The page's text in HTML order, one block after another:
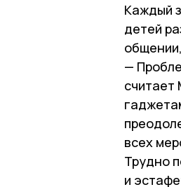
Каждый
детей
—
считает
всех
Трудно
и